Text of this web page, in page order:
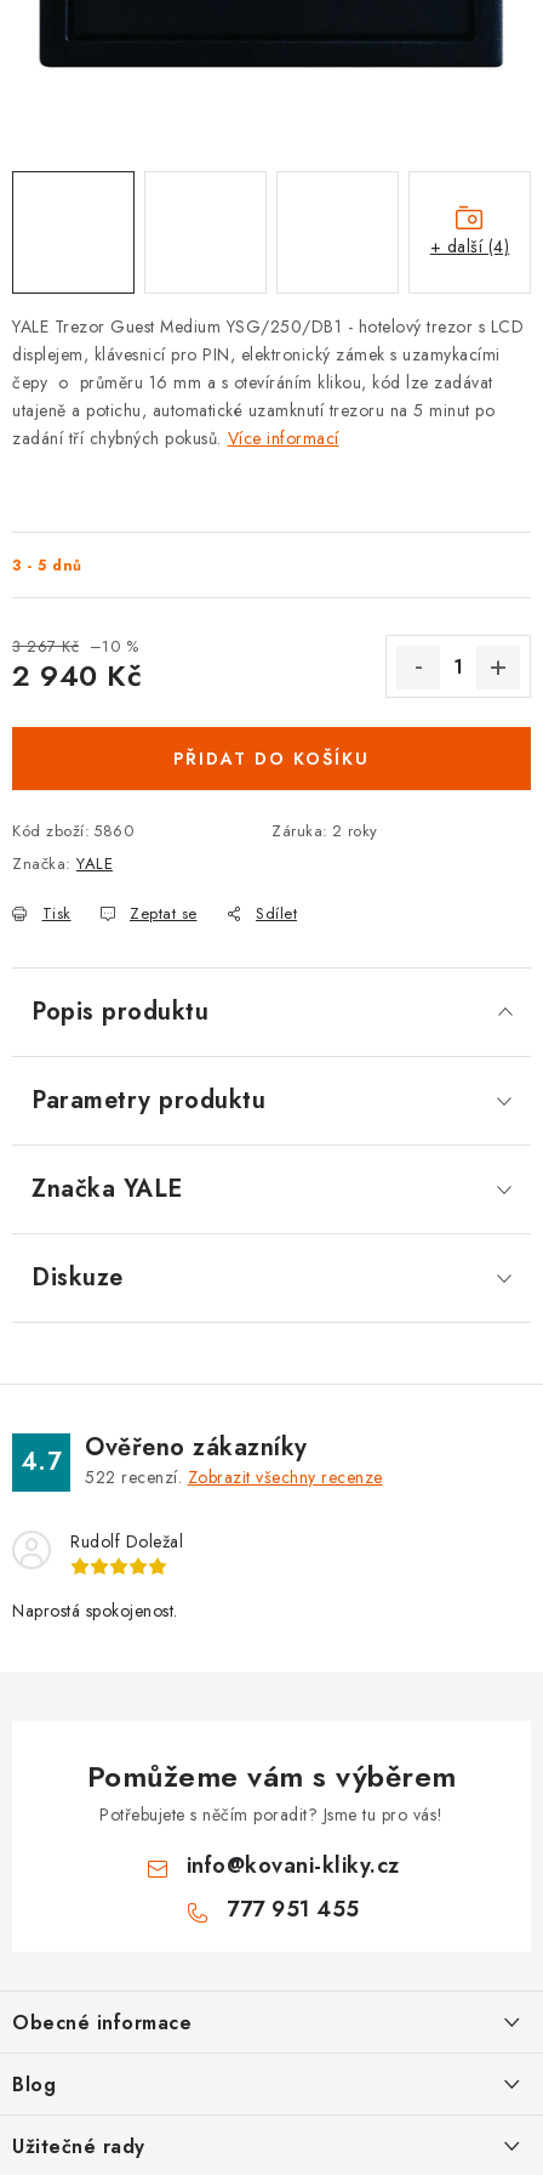
KLIKY - EASY LOCK
CYLINDRICKÉ VLOŽKY
VISACÍ ZÁMKY
ZÁMKY, PETLICE A ZÁVORY
DOPLŇKY KE DVEŘÍM
POKLADNIČKY NA ZÁMEK
SCHRÁNKY NA KLÍČE
Kontakt O nás OP
Oboroví ODBORNÍCI
Doporučujeme
YALE Trezor Guest Medium YSG/250/DB1 - hotelový trezor s LCD
displejem, klávesnicí pro PIN, elektronický zámek s uzamykacími
čepy o průměru 16 mm a s otevíráním klikou, kód lze zadávat
utajeně a potichu, automatické uzamknutí trezoru na 5 minut po
zadání tří chybných pokusů. Více informací
3 - 5 dnů
3 267 Kč –10 %
2 940 Kč
PŘIDAT DO KOŠÍKU
Kód zboží: 5860 Záruka: 2 roky
Značka: YALE
Tisk Zeptat se Sdílet
+ další (4)
Popis produktu
Parametry produktu
Značka YALE
Diskuze
4.7 Ověřeno zákazníky
522 recenzí. Zobrazit všechny recenze
Rudolf Doležal
Naprostá spokojenost.
Pomůžeme vám s výběrem
Potřebujete s něčím poradit? Jsme tu pro vás!
info@kovani-kliky.cz
777 951 455
p
a
Obecné informace
OP
Blog
Užitečné rady